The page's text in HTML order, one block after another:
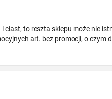
to reszta sklepu może nie
art. bez promocji, o czym